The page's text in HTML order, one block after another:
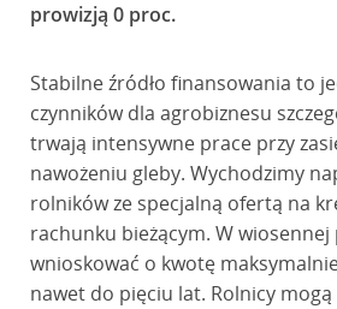
prowizją 0 proc.
Stabilne źródło finansowania to
czynników dla agrobiznesu
trwają intensywne prace przy
nawożeniu gleby. Wychodzimy
rolników ze specjalną ofertą na
rachunku bieżącym. W
wnioskować o kwotę
nawet do pięciu lat. Rolnicy mogą